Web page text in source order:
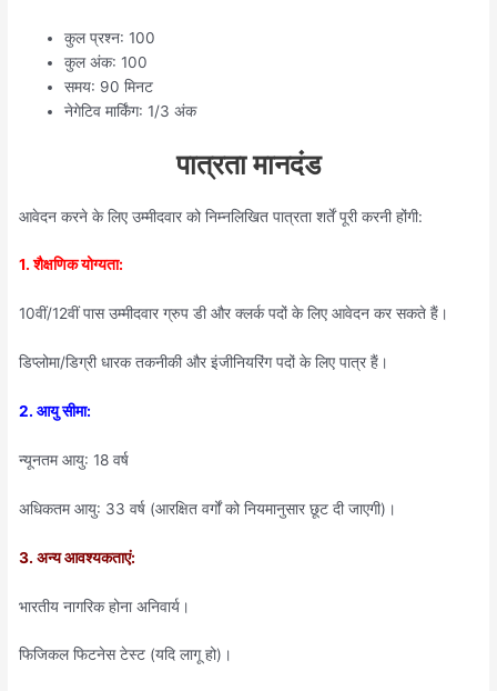
कुल प्रश्न: 100
कुल अंक: 100
समय: 90 मिनट
नेगेटिव मार्किंग: 1/3 अंक
पात्रता मानदंड
आवेदन करने के लिए उम्मीदवार को निम्नलिखित पात्रता शर्तें पूरी करनी होंगी:
1. शैक्षणिक योग्यता:
10वीं/12वीं पास उम्मीदवार ग्रुप डी और क्लर्क पदों के लिए आवेदन कर सकते हैं।
डिप्लोमा/डिग्री धारक तकनीकी और इंजीनियरिंग पदों के लिए पात्र हैं।
2. आयु सीमा:
न्यूनतम आयु: 18 वर्ष
अधिकतम आयु: 33 वर्ष (आरक्षित वर्गों को नियमानुसार छूट दी जाएगी)।
3. अन्य आवश्यकताएं:
भारतीय नागरिक होना अनिवार्य।
फिजिकल फिटनेस टेस्ट (यदि लागू हो)।